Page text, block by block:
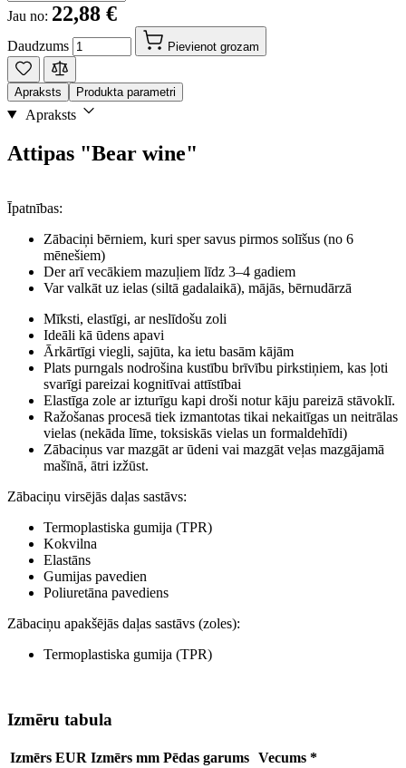
Jau no: 22,88 €
Daudzums Pievienot grozam
Apraksts Produkta parametri
Apraksts
Attipas "Bear wine"
Īpatnības:
Zābaciņi bērniem, kuri sper savus pirmos solīšus (no 6
mēnešiem)
Der arī vecākiem mazuļiem līdz 3–4 gadiem
Var valkāt uz ielas (siltā gadalaikā), mājās, bērnudārzā
Mīksti, elastīgi, ar neslīdošu zoli
Ideāli kā ūdens apavi
Ārkārtīgi viegli, sajūta, ka ietu basām kājām
Plats purngals nodrošina kustību brīvību pirkstiņiem, kas ļoti
svarīgi pareizai kognitīvai attīstībai
Elastīga zole ar izturīgu kapi droši notur kāju pareizā stāvoklī.
Ražošanas procesā tiek izmantotas tikai nekaitīgas un neitrālas
vielas (nekāda līme, toksiskās vielas un formaldehīdi)
Zābaciņus var mazgāt ar ūdeni vai mazgāt veļas mazgājamā
mašīnā, ātri izžūst.
Zābaciņu virsējās daļas sastāvs:
Termoplastiska gumija (TPR)
Kokvilna
Elastāns
Gumijas pavedien
Poliuretāna pavediens
Zābaciņu apakšējās daļas sastāvs (zoles):
Termoplastiska gumija (TPR)
Izmēru tabula
Izmērs EUR Izmērs mm Pēdas garums Vecums *